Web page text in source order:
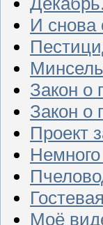
И снова
Закон о
Закон о
Проект
Моё